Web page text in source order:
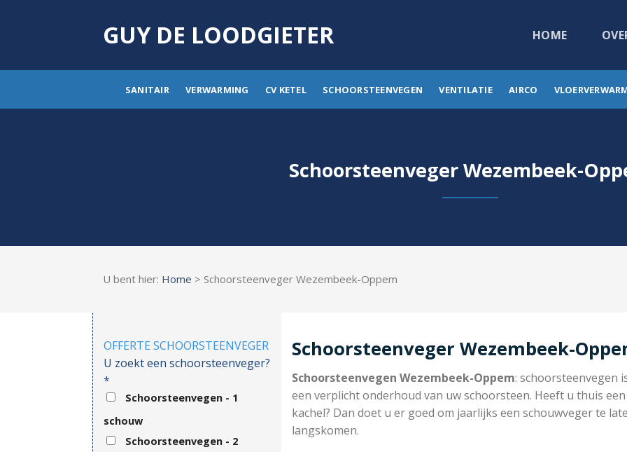
GUY DE LOODGIETER HOME
SANITAIR VERWARMING CV KETEL SCHOORSTEENVEGEN VENTILATIE AIRCO
Schoorsteenveger Wezembeek-
U bent hier: Home > Schoorsteenveger Wezembeek-Oppem
OFFERTE SCHOORSTEENVEGER
U zoekt een schoorsteenveger?
*
Schoorsteenvegen - 1
schouw
Schoorsteenvegen - 2
Schoorsteenveger Wezembeek-
Schoorsteenvegen Wezembeek-Oppem: schoorsteenvegen
een verplicht onderhoud van uw schoorsteen. Heeft u thuis een
kachel? Dan doet u er goed om jaarlijks een schouwveger te
langskomen.